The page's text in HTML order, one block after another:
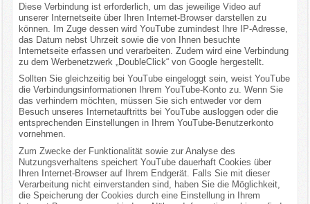
Diese Verbindung ist erforderlich, um das jeweilige Video auf
unserer Internetseite über Ihren Internet-Browser darstellen zu
können. Im Zuge dessen wird YouTube zumindest Ihre IP-Adresse,
das Datum nebst Uhrzeit sowie die von Ihnen besuchte
Internetseite erfassen und verarbeiten. Zudem wird eine Verbindung
zu dem Werbenetzwerk „DoubleClick“ von Google hergestellt.
Sollten Sie gleichzeitig bei YouTube eingeloggt sein, weist YouTube
die Verbindungsinformationen Ihrem YouTube-Konto zu. Wenn Sie
das verhindern möchten, müssen Sie sich entweder vor dem
Besuch unseres Internetauftritts bei YouTube ausloggen oder die
entsprechenden Einstellungen in Ihrem YouTube-Benutzerkonto
vornehmen.
Zum Zwecke der Funktionalität sowie zur Analyse des
Nutzungsverhaltens speichert YouTube dauerhaft Cookies über
Ihren Internet-Browser auf Ihrem Endgerät. Falls Sie mit dieser
Verarbeitung nicht einverstanden sind, haben Sie die Möglichkeit,
die Speicherung der Cookies durch eine Einstellung in Ihrem